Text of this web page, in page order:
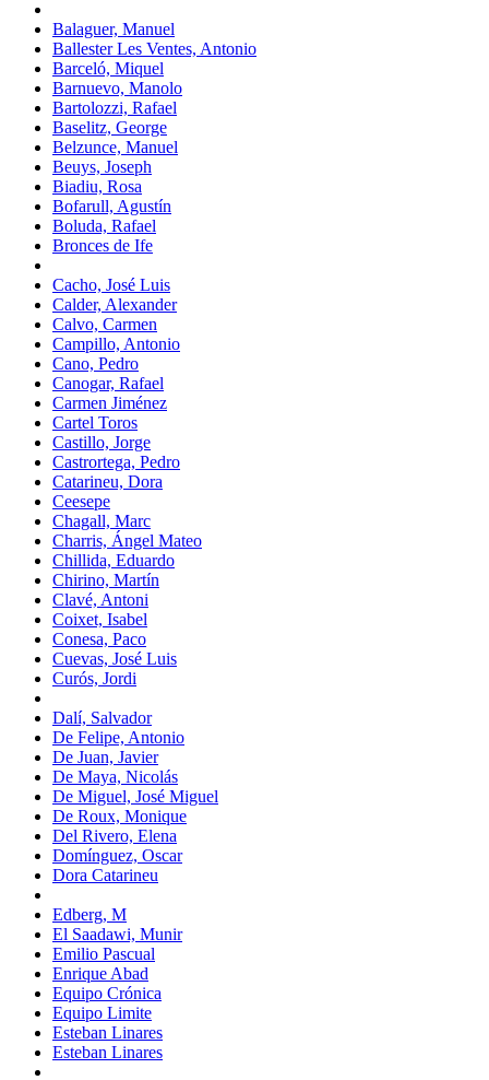
Balaguer, Manuel
Ballester Les Ventes, Antonio
Barceló, Miquel
Barnuevo, Manolo
Bartolozzi, Rafael
Baselitz, George
Belzunce, Manuel
Beuys, Joseph
Biadiu, Rosa
Bofarull, Agustín
Boluda, Rafael
Bronces de Ife
Cacho, José Luis
Calder, Alexander
Calvo, Carmen
Campillo, Antonio
Cano, Pedro
Canogar, Rafael
Carmen Jiménez
Cartel Toros
Castillo, Jorge
Castrortega, Pedro
Catarineu, Dora
Ceesepe
Chagall, Marc
Charris, Ángel Mateo
Chillida, Eduardo
Chirino, Martín
Clavé, Antoni
Coixet, Isabel
Conesa, Paco
Cuevas, José Luis
Curós, Jordi
Dalí, Salvador
De Felipe, Antonio
De Juan, Javier
De Maya, Nicolás
De Miguel, José Miguel
De Roux, Monique
Del Rivero, Elena
Domínguez, Oscar
Dora Catarineu
Edberg, M
El Saadawi, Munir
Emilio Pascual
Enrique Abad
Equipo Crónica
Equipo Limite
Esteban Linares
Esteban Linares